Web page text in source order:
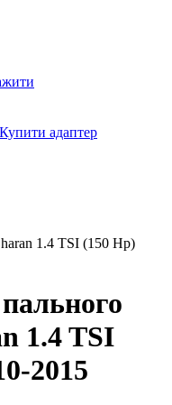
Купити адаптер
1.4 TSI (150 Hp)
1.4 TSI
2015